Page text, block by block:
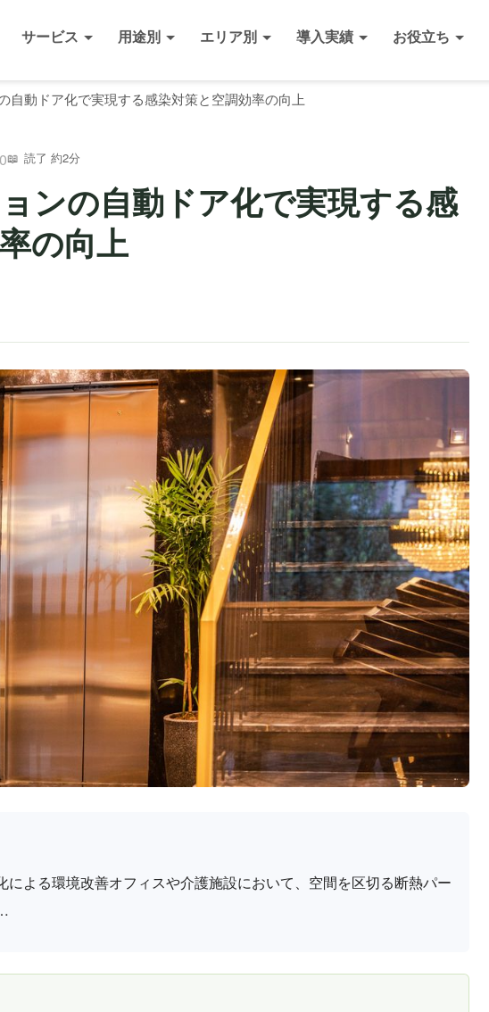
サービス 用途別 エリア別 導入実績 お役立ち
自動ドア化で実現する感染対策と空調効率の向上
読了 約2分
ンの自動ドア化で実現する感
の向上
による環境改善オフィスや介護施設において、空間を区切る断熱パー